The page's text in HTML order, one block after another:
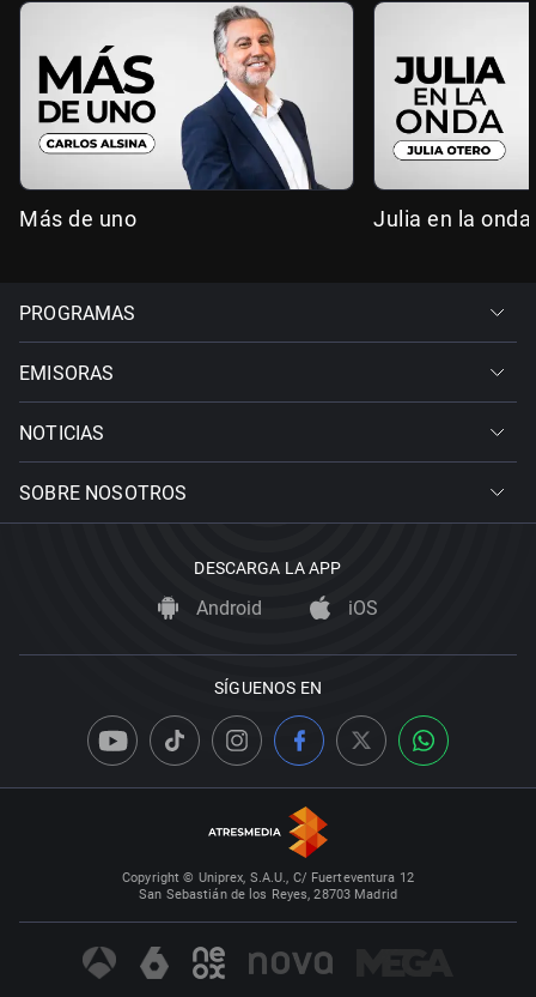
Más de uno Julia en la onda
PROGRAMAS
EMISORAS
NOTICIAS
SOBRE NOSOTROS
DESCARGA LA APP
Android iOS
SÍGUENOS EN
Copyright © Uniprex, S.A.U., C/ Fuerteventura 12
San Sebastián de los Reyes, 28703 Madrid